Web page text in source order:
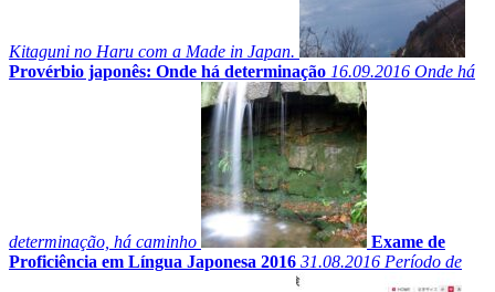
Kitaguni no Haru com a Made in Japan.
Provérbio japonês: Onde há determinação 16.09.2016 Onde há
determinação, há caminho
Exame de
Proficiência em Língua Japonesa 2016 31.08.2016 Período de